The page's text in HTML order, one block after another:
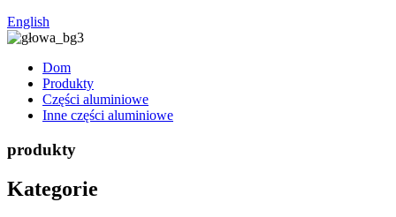
English
Dom
Produkty
Części aluminiowe
Inne części aluminiowe
produkty
Kategorie